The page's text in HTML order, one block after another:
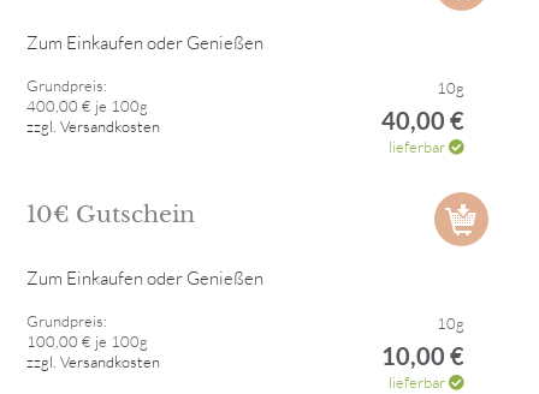
Zum Einkaufen oder Genießen
Grundpreis:
400,00 € je 100g
zzgl. Versandkosten
10g
40,00 €
lieferbar
10€ Gutschein
Zum Einkaufen oder Genießen
Grundpreis:
100,00 € je 100g
zzgl. Versandkosten
10g
10,00 €
lieferbar